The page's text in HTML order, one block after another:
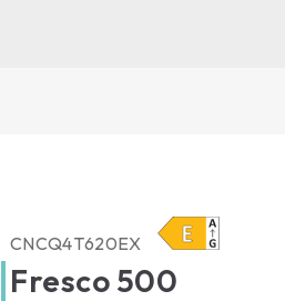
CNCQ4T620EX
Fresco 500